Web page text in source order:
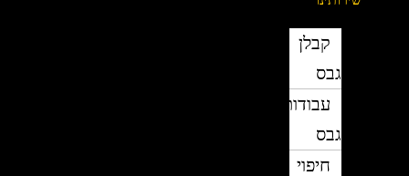
קבלן
גבס
עבודות
גבס
חיפוי